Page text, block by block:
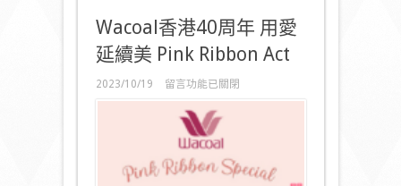
Wacoal香港40周年 用愛
延續美 Pink Ribbon Act
2023/10/19
在
〈Wacoal
周
年
留言功能已關閉